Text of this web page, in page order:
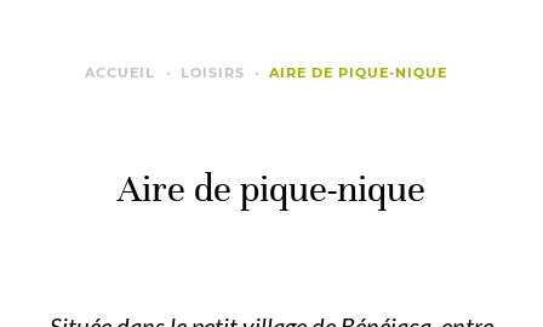
ACCUEIL LOISIRS AIRE DE PIQUE-NIQUE
Aire de pique-nique